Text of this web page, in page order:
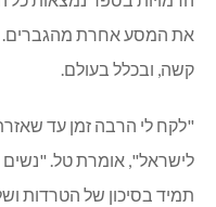
את המסע אחרת מהגברים.
קשה, ובכלל בעולם.
"לקח לי הרבה זמן עד
לישראל", אומרת טל.
תמיד בסיכון של הטרדות